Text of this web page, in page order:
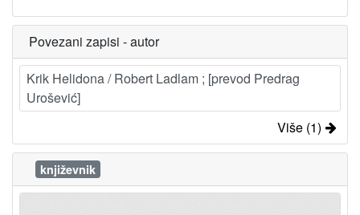
Povezani zapisi - autor
Krik Helidona / Robert Ladlam ; [prevod Predrag
Urošević]
Više (1)
književnik